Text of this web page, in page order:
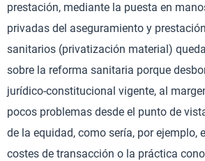
prestación, mediante la puesta en
privadas del aseguramiento y
sanitarios (privatización material)
sobre la reforma sanitaria porque
jurídico-constitucional vigente, al
pocos problemas desde el punto de
de la equidad, como sería, por ejemplo,
costes de transacción o la práctica